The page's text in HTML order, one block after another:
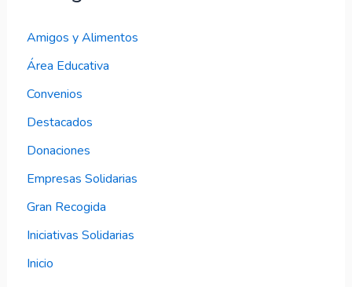
Amigos y Alimentos
Área Educativa
Convenios
Destacados
Donaciones
Empresas Solidarias
Gran Recogida
Iniciativas Solidarias
Inicio